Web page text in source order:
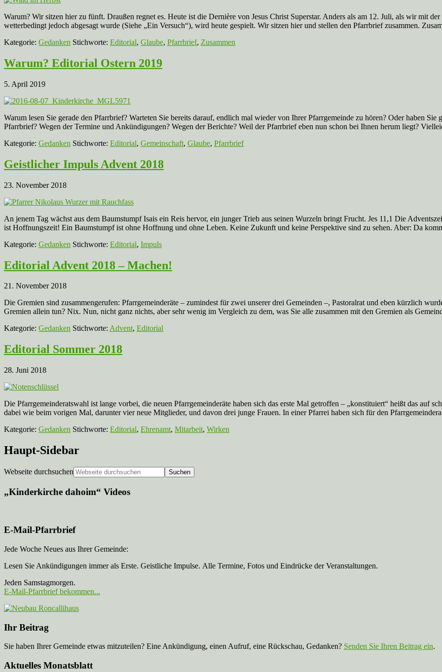
Warum? Wir sitzen hier zu fünft. Draußen regnet es. Heute ist die Dernière von Jesus Christ Superstar. Anders als am 12. Juli, als wir mit
wetterbedingt jedoch abgesagt wurde (Siehe „Ein Versuch“), wird heute gespielt. Wir sitzen hier und stellen den Pfarrbrief zusammen.
Kategorie: Gedanken Stichworte: Editorial, Glaube, Pfarrbrief, Zusammen
Warum? Editorial Ostern 2019
5. April 2019
Warum lesen Sie gerade den Pfarrbrief? Warteten Sie bereits darauf, endlich mal wieder von Ihrer Pfarrgemeinde zu hören? Oder haben Sie
Pfarrbrief? Wegen der Termine und Ankündigungen? Wegen der Berichte? Weil der Pfarrbrief eben nun schon bei Ihnen herum liegt?
Kategorie: Gedanken Stichworte: Editorial, Gemeinschaft, Glaube, Pfarrbrief
Geistlicher Impuls Advent 2018
23. November 2018
An jenem Tag wächst aus dem Baumstumpf Isais ein Reis hervor, ein junger Trieb aus seinen Wurzeln bringt Frucht. Jes 11,1 Die
ist Hoffnungszeit! Ein Baumstumpf ist ohne Hoffnung und ohne Leben. Keine Zukunft und keine Perspektive sind zu sehen. Aber: Da
Kategorie: Gedanken Stichworte: Editorial, Impuls
Editorial Advent 2018 – Machen!
21. November 2018
Die Gremien sind zusammengerufen: Pfarrgemeinderäte – zumindest für zwei unserer drei Gemeinden –, Pastoralrat und eben kürzlich
Gremien allein tun? Nix. Nun, nicht ganz nichts, aber sehr wenig im Vergleich zu dem, was Sie alle zusammen mit den Gremien als
Kategorie: Gedanken Stichworte: Advent, Editorial
Editorial Sommer 2018
28. Juni 2018
Die Pfarrgemeinderatswahl ist lange vorbei, die neuen Pfarrgemeinderäte haben sich das erste Mal getroffen – „konstituiert“ heißt das auf
dabei wie beim vorigen Mal, darunter vier neue Mitglieder, und davon drei junge Frauen. In einer Pfarrei haben sich für den
Kategorie: Gedanken Stichworte: Editorial, Ehrenamt, Mitarbeit, Wirken
Haupt-Sidebar
Webseite durchsuchen
„Kinderkirche dahoim“ Videos
E-Mail-Pfarrbrief
Jede Woche Neues aus Ihrer Gemeinde:
Lesen Sie Ankündigungen immer als Erste. Geistliche Impulse. Alle Termine, Fotos und Eindrücke der Veranstaltungen.
Jeden Samstagmorgen.
E-Mail-Pfarrbrief bekommen...
Ihr Beitrag
Sie haben Ihrer Gemeinde etwas mitzuteilen? Eine Ankündigung, einen Aufruf, eine Rückschau, Gedanken? Senden Sie Ihren Beitrag ein.
Aktuelles Monatsblatt